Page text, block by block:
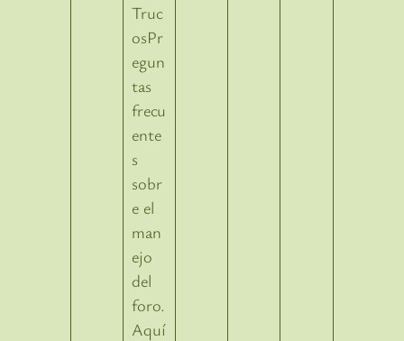
Truc
osPr
egun
tas
frecu
ente
s
sobr
e el
man
ejo
del
foro.
Aquí